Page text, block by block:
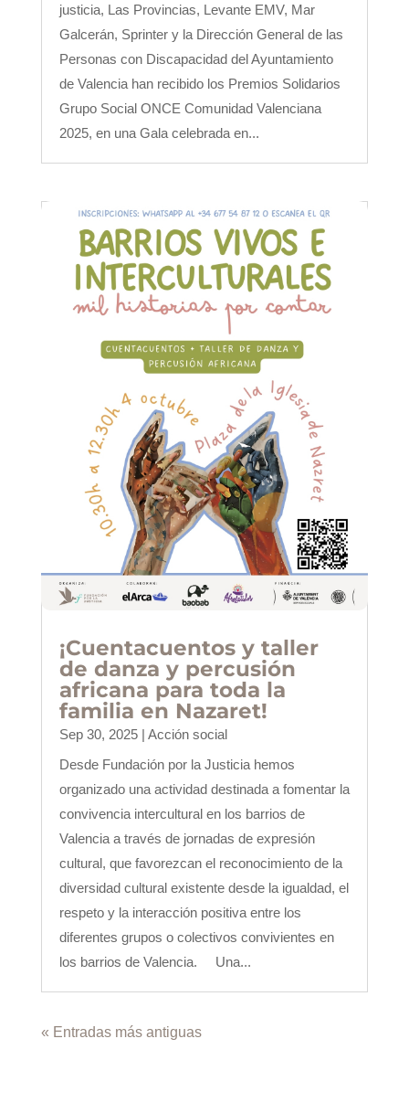
justicia, Las Provincias, Levante EMV, Mar
Galcerán, Sprinter y la Dirección General de las
Personas con Discapacidad del Ayuntamiento
de Valencia han recibido los Premios Solidarios
Grupo Social ONCE Comunidad Valenciana
2025, en una Gala celebrada en...
¡Cuentacuentos y taller
de danza y percusión
africana para toda la
familia en Nazaret!
Sep 30, 2025| Acción social
Desde Fundación por la Justicia hemos
organizado una actividad destinada a fomentar la
convivencia intercultural en los barrios de
Valencia a través de jornadas de expresión
cultural, que favorezcan el reconocimiento de la
diversidad cultural existente desde la igualdad, el
respeto y la interacción positiva entre los
diferentes grupos o colectivos convivientes en
los barrios de Valencia. Una...
« Entradas más antiguas